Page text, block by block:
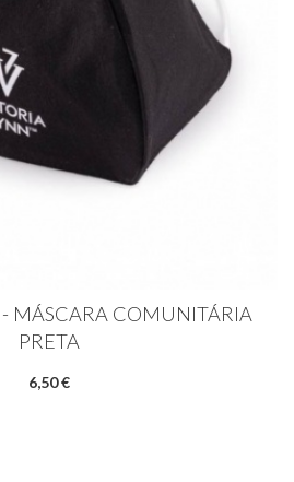
MÁSCARA COMUNITÁRIA
PRETA
6,50 €